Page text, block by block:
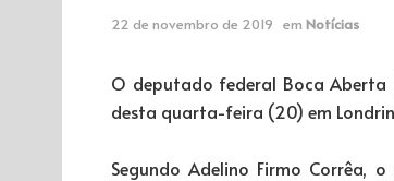
22 de novembro de 2019 em Notícias
O deputado federal Boca Aberta
desta quarta-feira (20) em
Segundo Adelino Firmo Corrêa,